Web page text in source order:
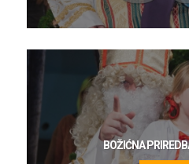
BOŽIĆNA